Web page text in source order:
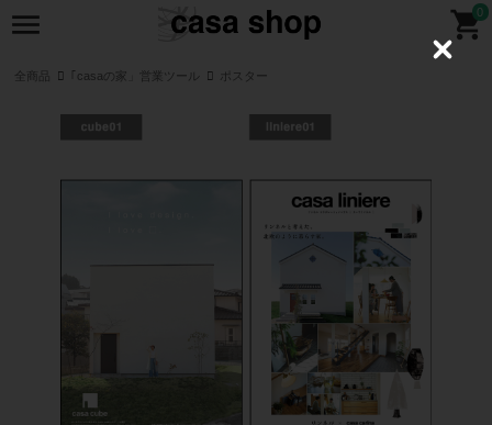
0
全商品 ｢casaの家」営業ツール ポスター
C